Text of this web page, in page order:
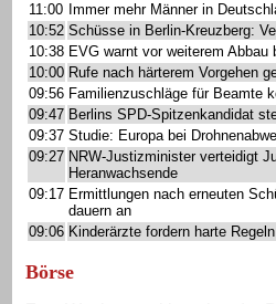
11:00 Immer mehr Männer in
10:52 Schüsse in Berlin-Kreuzberg:
10:38 EVG warnt vor weiterem Abbau
10:00 Rufe nach härterem Vorgehen
09:56 Familienzuschläge für Beamte
09:47 Berlins SPD-Spitzenkandidat
09:37 Studie: Europa bei
09:27 NRW-Justizminister verteidigt
Heranwachsende
09:17 Ermittlungen nach erneuten
dauern an
09:06 Kinderärzte fordern harte
Börse